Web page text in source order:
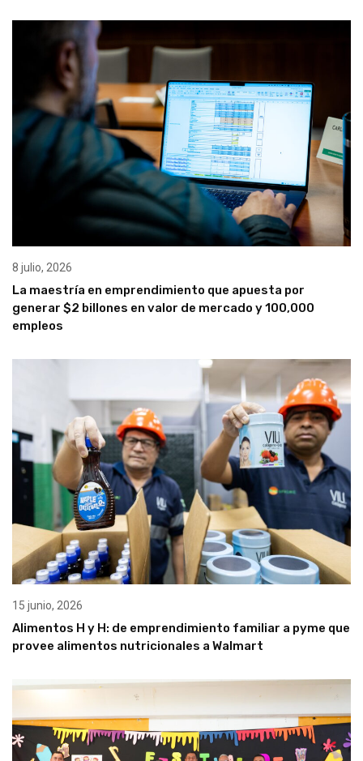
8 julio, 2026
La maestría en emprendimiento que apuesta por
generar $2 billones en valor de mercado y 100,000
empleos
15 junio, 2026
Alimentos H y H: de emprendimiento familiar a pyme que
provee alimentos nutricionales a Walmart